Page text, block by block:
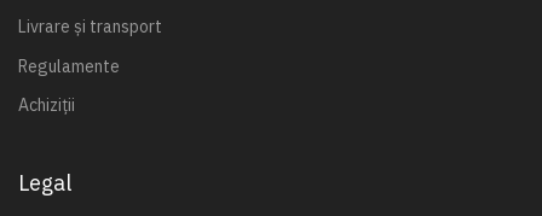
Livrare și transport
Regulamente
Achiziții
Legal